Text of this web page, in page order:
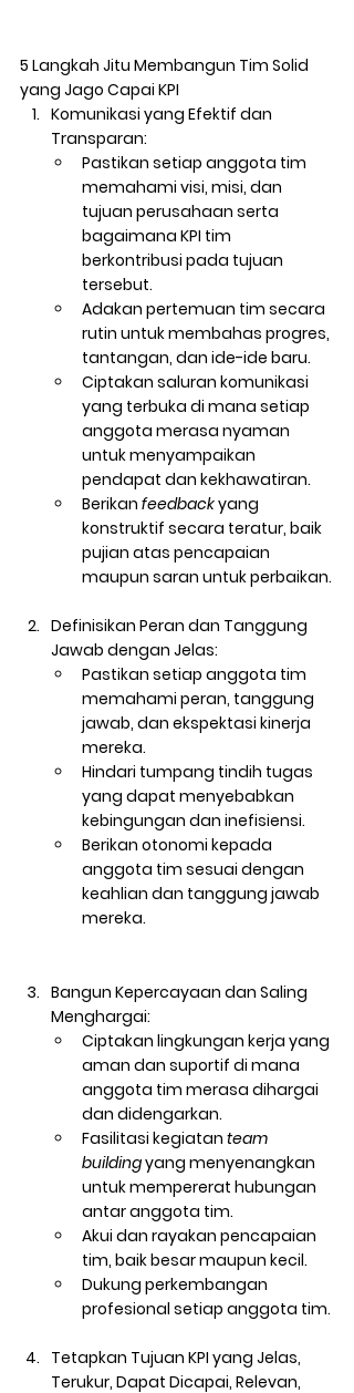
5 Langkah Jitu Membangun Tim Solid
yang Jago Capai KPI
Komunikasi yang Efektif dan
Transparan:
Pastikan setiap anggota tim
memahami visi, misi, dan
tujuan perusahaan serta
bagaimana KPI tim
berkontribusi pada tujuan
tersebut.
Adakan pertemuan tim secara
rutin untuk membahas progres,
tantangan, dan ide-ide baru.
Ciptakan saluran komunikasi
yang terbuka di mana setiap
anggota merasa nyaman
untuk menyampaikan
pendapat dan kekhawatiran.
Berikan feedback yang
konstruktif secara teratur, baik
pujian atas pencapaian
maupun saran untuk perbaikan.
Definisikan Peran dan Tanggung
Jawab dengan Jelas:
Pastikan setiap anggota tim
memahami peran, tanggung
jawab, dan ekspektasi kinerja
mereka.
Hindari tumpang tindih tugas
yang dapat menyebabkan
kebingungan dan inefisiensi.
Berikan otonomi kepada
anggota tim sesuai dengan
keahlian dan tanggung jawab
mereka.
Bangun Kepercayaan dan Saling
Menghargai:
Ciptakan lingkungan kerja yang
aman dan suportif di mana
anggota tim merasa dihargai
dan didengarkan.
Fasilitasi kegiatan team
building yang menyenangkan
untuk mempererat hubungan
antar anggota tim.
Akui dan rayakan pencapaian
tim, baik besar maupun kecil.
Dukung perkembangan
profesional setiap anggota tim.
Tetapkan Tujuan KPI yang Jelas,
Terukur, Dapat Dicapai, Relevan,